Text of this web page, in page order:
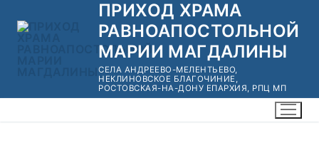
ПРИХОД ХРАМА
РАВНОАПОСТОЛЬНОЙ
МАРИИ МАГДАЛИНЫ
СЕЛА АНДРЕЕВО-МЕЛЕНТЬЕВО,
НЕКЛИНОВСКОЕ БЛАГОЧИНИЕ,
РОСТОВСКАЯ-НА-ДОНУ ЕПАРХИЯ, РПЦ МП